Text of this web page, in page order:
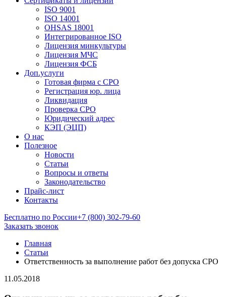
ISO 9001
ISO 14001
OHSAS 18001
Интегрированное ISO
Лицензия минкультуры
Лицензия МЧС
Лицензия ФСБ
Доп.услуги
Готовая фирма с СРО
Регистрация юр. лица
Ликвидация
Проверка СРО
Юридический адрес
КЭП (ЭЦП)
О нас
Полезное
Новости
Статьи
Вопросы и ответы
Законодательство
Прайс-лист
Контакты
Бесплатно по России+7 (800) 302-79-60
Заказать звонок
Главная
Статьи
Ответственность за выполнение работ без допуска СРО
11.05.2018